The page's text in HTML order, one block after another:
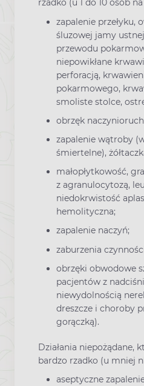
rzadko (u 1 do 10 osób
zapalenie przełyku,
śluzowej jamy
przewodu
niepowikłane
perforacją,
pokarmowego,
smoliste stolce,
obrzęk
zapalenie wątroby
śmiertelne),
małopłytkowość,
z agranulocytozą,
niedokrwistość
hemolityczna;
zapalenie naczyń;
zaburzenia
obrzęki obwodowe
pacjentów z
niewydolnością
dreszcze i choroby
gorączką).
Działania niepożądane,
bardzo rzadko (u mniej
aseptyczne